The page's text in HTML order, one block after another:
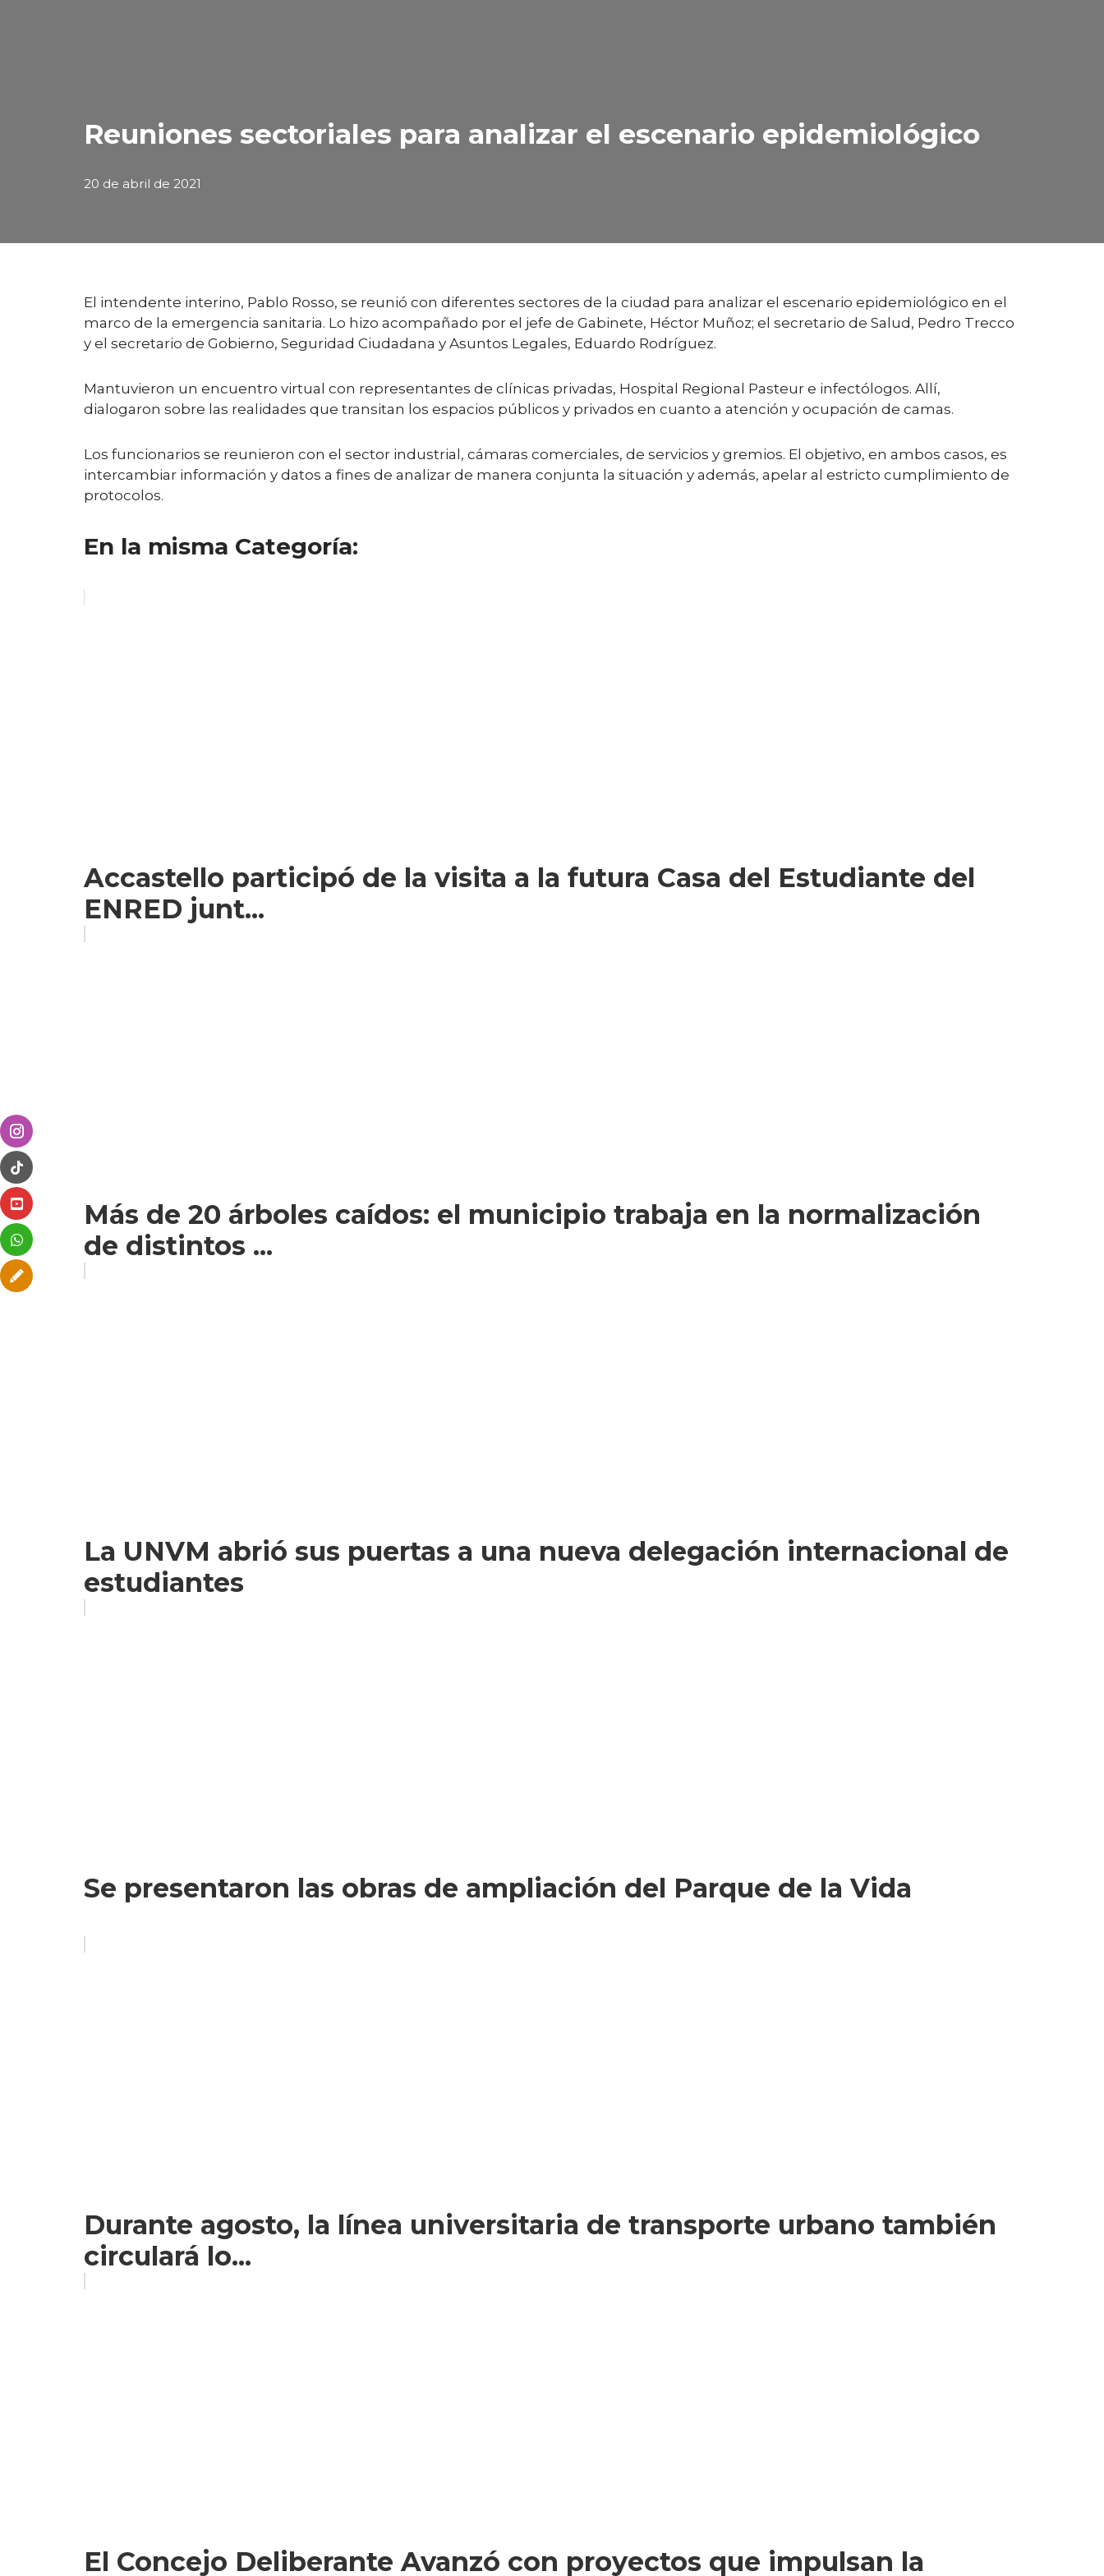
Reuniones sectoriales para analizar el escenario epidemiológico
20 de abril de 2021
El intendente interino, Pablo Rosso, se reunió con diferentes sectores de la ciudad para analizar el escenario epidemiológico en el
marco de la emergencia sanitaria. Lo hizo acompañado por el jefe de Gabinete, Héctor Muñoz; el secretario de Salud, Pedro Trecco
y el secretario de Gobierno, Seguridad Ciudadana y Asuntos Legales, Eduardo Rodríguez.
Mantuvieron un encuentro virtual con representantes de clínicas privadas, Hospital Regional Pasteur e infectólogos. Allí,
dialogaron sobre las realidades que transitan los espacios públicos y privados en cuanto a atención y ocupación de camas.
Los funcionarios se reunieron con el sector industrial, cámaras comerciales, de servicios y gremios. El objetivo, en ambos casos, es
intercambiar información y datos a fines de analizar de manera conjunta la situación y además, apelar al estricto cumplimiento de
protocolos.
En la misma Categoría:
Accastello participó de la visita a la futura Casa del Estudiante del
ENRED junt...
Más de 20 árboles caídos: el municipio trabaja en la normalización
de distintos ...
La UNVM abrió sus puertas a una nueva delegación internacional de
estudiantes
Se presentaron las obras de ampliación del Parque de la Vida
Durante agosto, la línea universitaria de transporte urbano también
circulará lo...
El Concejo Deliberante Avanzó con proyectos que impulsan la